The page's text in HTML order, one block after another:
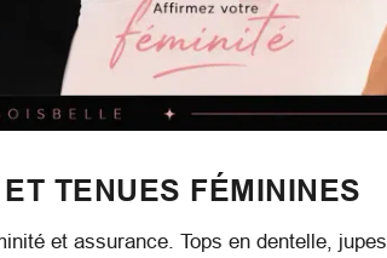
TENUES FÉMININES
et assurance. Tops en dentelle, jupes